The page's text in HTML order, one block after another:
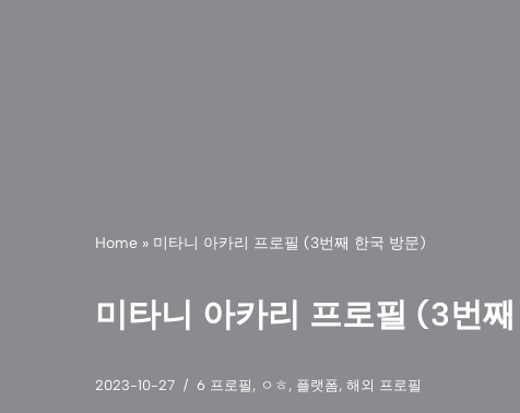
Home » 미타니 아카리 프로필 (3번째 한국 방문)
미타니 아카리 프로필 (3번
2023-10-27 6 프로필 , ㅇㅎ , 플랫폼, 해외 프로필